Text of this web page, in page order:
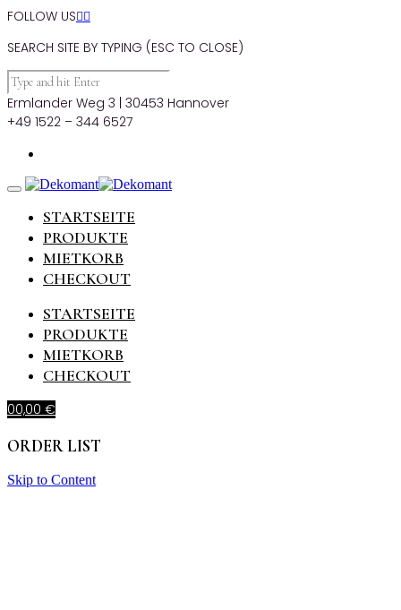
FOLLOW US
SEARCH SITE BY TYPING (ESC TO CLOSE)
Ermlander Weg 3 | 30453 Hannover
+49 1522 – 344 6527
STARTSEITE
PRODUKTE
MIETKORB
CHECKOUT
STARTSEITE
PRODUKTE
MIETKORB
CHECKOUT
00,00 €
ORDER LIST
Skip to Content